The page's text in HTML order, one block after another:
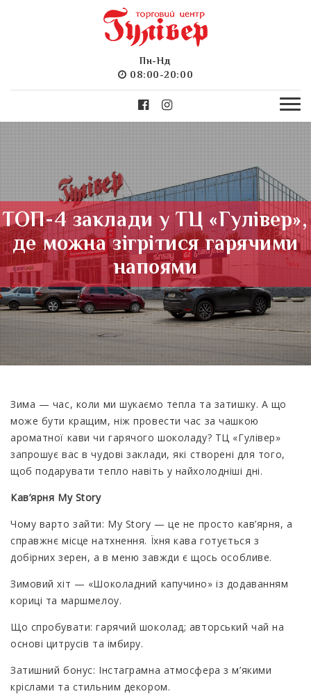
Пн-Нд
08:00-20:00
ТОП-4 заклади у ТЦ «Гулівер»,
де можна зігрітися гарячими
напоями
Зима — час, коли ми шукаємо тепла та затишку. А що
може бути кращим, ніж провести час за чашкою
ароматної кави чи гарячого шоколаду? ТЦ «Гулівер»
запрошує вас в чудові заклади, які створені для того,
щоб подарувати тепло навіть у найхолодніші дні.
Кав’ярня My Story
Чому варто зайти: My Story — це не просто кав’ярня, а
справжнє місце натхнення. Їхня кава готується з
добірних зерен, а в меню завжди є щось особливе.
Зимовий хіт — «Шоколадний капучино» із додаванням
кориці та маршмелоу.
Що спробувати: гарячий шоколад; авторський чай на
основі цитрусів та імбиру.
Затишний бонус: Інстаграмна атмосфера з м’якими
кріслами та стильним декором.